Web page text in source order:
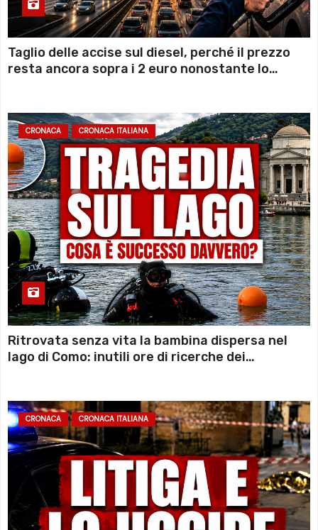
Taglio delle accise sul diesel, perché il prezzo
resta ancora sopra i 2 euro nonostante lo
CRONACA CRONACA ITALIANA
Ritrovata senza vita la bambina dispersa nel
lago di Como: inutili ore di ricerche dei
CRONACA CRONACA ITALIANA